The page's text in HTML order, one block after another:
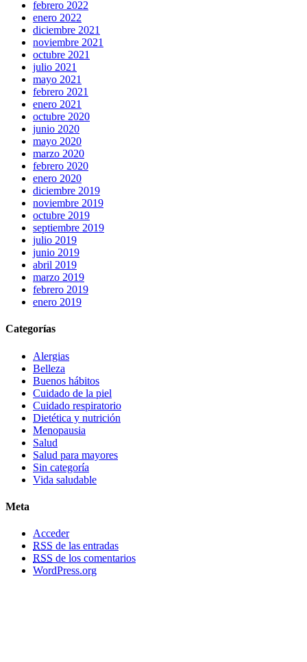
febrero 2022
enero 2022
diciembre 2021
noviembre 2021
octubre 2021
julio 2021
mayo 2021
febrero 2021
enero 2021
octubre 2020
junio 2020
mayo 2020
marzo 2020
febrero 2020
enero 2020
diciembre 2019
noviembre 2019
octubre 2019
septiembre 2019
julio 2019
junio 2019
abril 2019
marzo 2019
febrero 2019
enero 2019
Categorías
Alergias
Belleza
Buenos hábitos
Cuidado de la piel
Cuidado respiratorio
Dietética y nutrición
Menopausia
Salud
Salud para mayores
Sin categoría
Vida saludable
Meta
Acceder
RSS de las entradas
RSS de los comentarios
WordPress.org